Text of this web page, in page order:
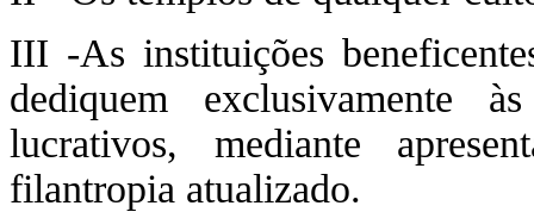
III -As instituições
dediquem exclusivamente
lucrativos, mediante
filantropia atualizado.